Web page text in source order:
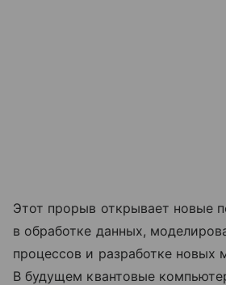
Этот прорыв открывает новые
в обработке данных,
процессов и разработке новых
В будущем квантовые